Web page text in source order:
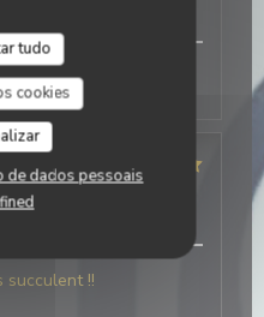
tudo
cookies
de dados pessoais
:
succulent !!